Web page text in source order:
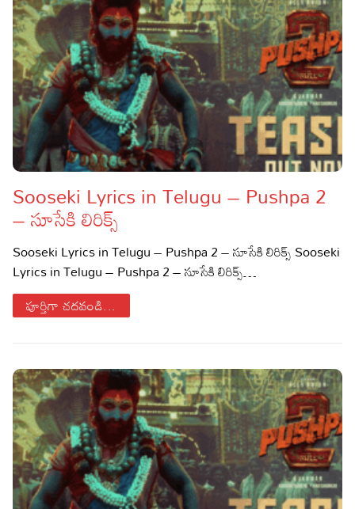
Sooseki Lyrics in Telugu – Pushpa 2
– సూసేకి లిరిక్స్
Sooseki Lyrics in Telugu – Pushpa 2 – సూసేకి లిరిక్స్ Sooseki
Lyrics in Telugu – Pushpa 2 – సూసేకి లిరిక్స్…
పూర్తిగా చదవండి...